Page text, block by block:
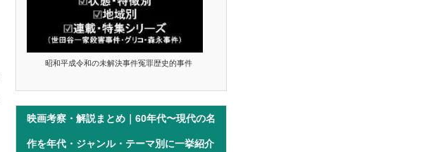
昭和平成令和の未解決事件冤罪歴史的事件
映画考察・解説まとめ｜60年代〜現代の名
作を年代・ジャンル・テーマ別に一挙紹介